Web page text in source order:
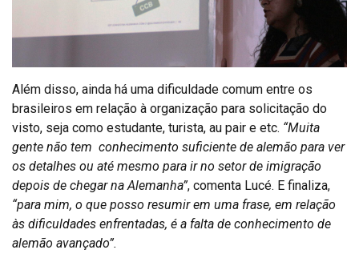
Além disso, ainda há uma dificuldade comum entre os
brasileiros em relação à organização para solicitação do
visto, seja como estudante, turista, au pair e etc. “Muita
gente não tem conhecimento suficiente de alemão para ver
os detalhes ou até mesmo para ir no setor de imigração
depois de chegar na Alemanha”, comenta Lucé. E finaliza,
“para mim, o que posso resumir em uma frase, em relação
às dificuldades enfrentadas, é a falta de conhecimento de
alemão avançado”.